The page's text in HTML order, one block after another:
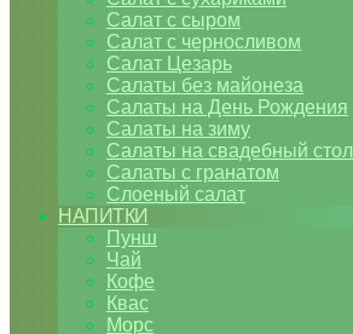
Салат с сыром
Салат с черносливом
Салат Цезарь
Салаты без майонеза
Салаты на День Рождения
Салаты на зиму
Салаты на свадебный стол
Салаты с гранатом
Слоеный салат
НАПИТКИ
Пунш
Чай
Кофе
Квас
Морс